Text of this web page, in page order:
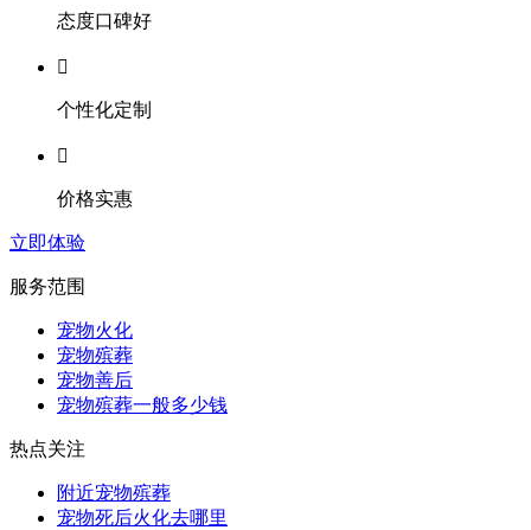
态度口碑好

个性化定制

价格实惠
立即体验
服务范围
宠物火化
宠物殡葬
宠物善后
宠物殡葬一般多少钱
热点关注
附近宠物殡葬
宠物死后火化去哪里